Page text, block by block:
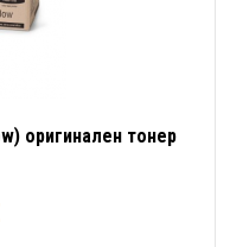
оригинален тонер